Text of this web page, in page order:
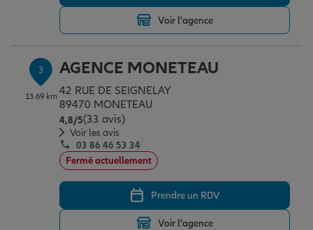
Garantie des accidents de la vie
Assurance scolaire
Protection juridique
Voir l'agence
3
13.69 km
AGENCE MONETEAU
42 RUE DE SEIGNELAY
89470 MONETEAU
4,8/5Note de 4.8 sur 5
(33 avis)
Voir les avis
03 86 46 53 34
Fermé actuellement
Prendre un RDV
Voir l'agence